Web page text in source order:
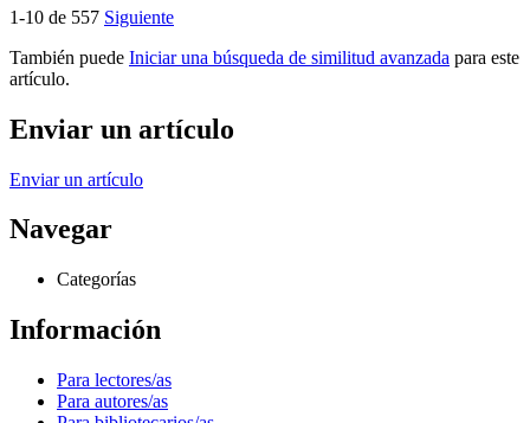
1-10 de 557 Siguiente
También puede Iniciar una búsqueda de similitud avanzada para este
artículo.
Enviar un artículo
Enviar un artículo
Navegar
Categorías
Información
Para lectores/as
Para autores/as